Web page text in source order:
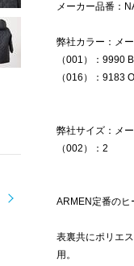
メーカー品番：
弊社カラー：メ
（001）：9990
（016）：9183
弊社サイズ：メ
（002）：2
ARMEN定番のヒ
表裏共にポリエ
用。